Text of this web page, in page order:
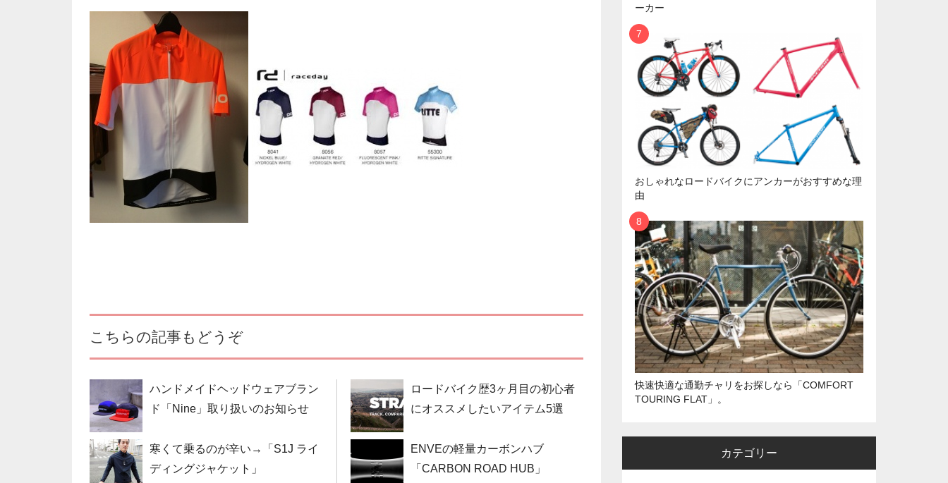
こちらの記事もどうぞ
ハンドメイドヘッドウェアブラン
ド「Nine」取り扱いのお知らせ
寒くて乗るのが辛い→「S1J ライ
ディングジャケット」
ロードバイク歴3ヶ月目の初心者
にオススメしたいアイテム5選
ENVEの軽量カーボンハブ
「CARBON ROAD HUB」
ーカー
おしゃれなロードバイクにアンカーがおすすめな理
由
快速快適な通勤チャリをお探しなら「COMFORT
TOURING FLAT」。
カテゴリー